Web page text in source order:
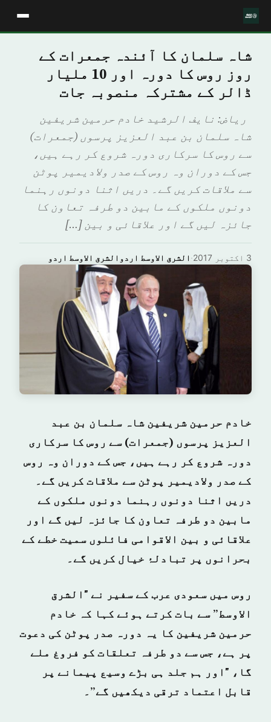
شاہ سلمان کا آئندہ جمعرات کے
روز روس کا دورہ اور 10 ملیار
ڈالر کے مشترکہ منصوبہ جات
رياض: نايف الرشيد خادم حرمین شریفین
شاہ سلمان بن عبد العزیز پرسوں (جمعرات)
سے روس کا سرکاری دورہ شروع کر رہے ہیں،
جس کے دوران وہ روس کے صدر ولادیمیر پوٹن
سے ملاقات کریں گے۔ دریں اثنا دونوں رہنما
دونوں ملکوں کے مابین دو طرفہ تعاون کا
جائزہ لیں گے اور علاقائی و بین […]
الشرق الاوسط اردوالشرق الاوسط اردو · 3 اکتوبر 2017
خادم حرمین شریفین شاہ سلمان بن عبد
العزیز پرسوں (جمعرات) سے روس کا سرکاری
دورہ شروع کر رہے ہیں، جس کے دوران وہ روس
کے صدر ولادیمیر پوٹن سے ملاقات کریں گے۔
دریں اثنا دونوں رہنما دونوں ملکوں کے
مابین دو طرفہ تعاون کا جائزہ لیں گے اور
علاقائی و بین الاقوامی فائلوں سمیت خطے کے
بحرانوں پر تبادلۂ خیال کریں گے۔
روس میں سعودی عرب کے سفیر نے "الشرق
الاوسط” سے بات کرتے ہوئے کہا کہ خادم
حرمین شریفین کا یہ دورہ صدر پوٹن کی دعوت
پر ہے، جس سے دو طرفہ تعلقات کو فروغ ملے
گا، "اور ہم جلد ہی بڑے وسیع پیمانے پر
قابل اعتماد ترقی دیکھیں گے”۔